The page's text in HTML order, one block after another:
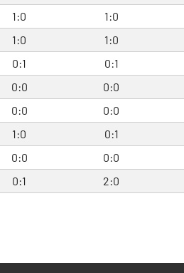
1:0 1:0
1:0 1:0
0:1 0:1
0:0 0:0
0:0 0:0
1:0 0:1
0:0 0:0
0:1 2:0